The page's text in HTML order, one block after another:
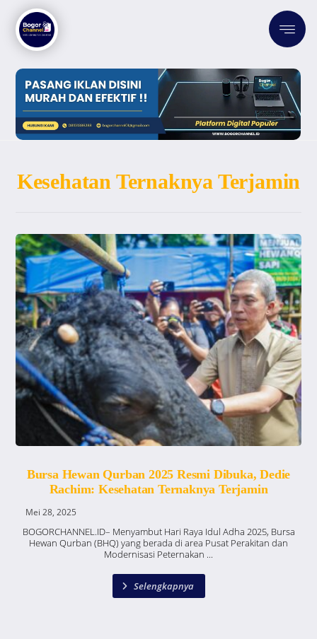
Kesehatan Ternaknya Terjamin
Bursa Hewan Qurban 2025 Resmi Dibuka, Dedie
Rachim: Kesehatan Ternaknya Terjamin
Mei 28, 2025
BOGORCHANNEL.ID– Menyambut Hari Raya Idul Adha 2025, Bursa
Hewan Qurban (BHQ) yang berada di area Pusat Perakitan dan
Modernisasi Peternakan ...
Selengkapnya